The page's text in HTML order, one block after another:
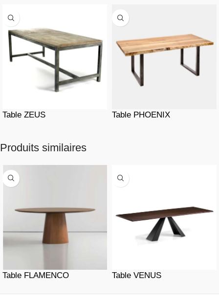
Table ZEUS Table PHOENIX
Produits similaires
Table FLAMENCO Table VENUS